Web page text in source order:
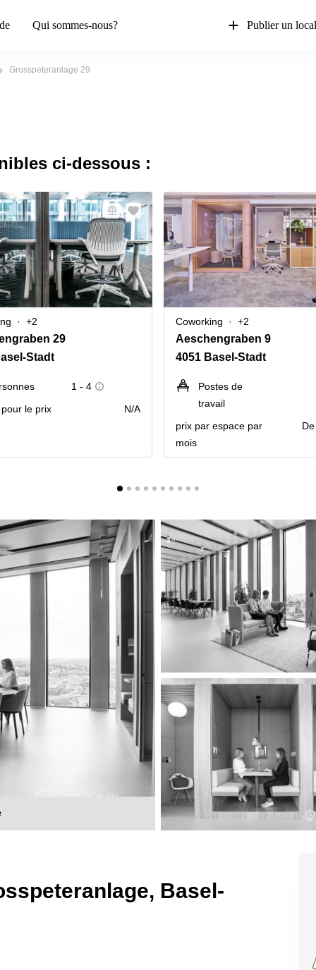
Qui sommes-nous? Publier un
Grosspeteranlage 29
ci-dessous :
+2
29
Stadt
1 - 4
le prix
N/A
Coworking +2
Aeschengraben 9
4051 Basel-Stadt
Postes de
travail
prix par espace par
mois
Basel-